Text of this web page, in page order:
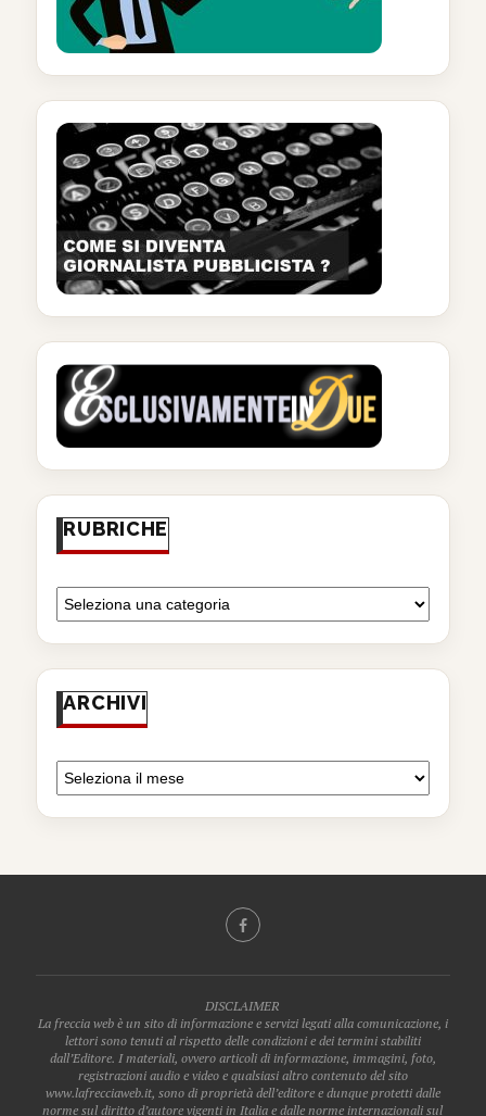
RUBRICHE
ARCHIVI
DISCLAIMER
La freccia web è un sito di informazione e servizi legati alla comunicazione, i
lettori sono tenuti al rispetto delle condizioni e dei termini stabiliti
dall’Editore. I materiali, ovvero articoli di informazione, immagini, foto,
registrazioni audio e video e qualsiasi altro contenuto del sito
www.lafrecciaweb.it, sono di proprietà dell’editore e dunque protetti dalle
norme sul diritto d’autore vigenti in Italia e dalle norme internazionali sul